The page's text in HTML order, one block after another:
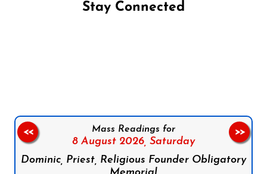
Stay Connected
Mass Readings for
8 August 2026, Saturday
Dominic, Priest, Religious Founder Obligatory
<< >>